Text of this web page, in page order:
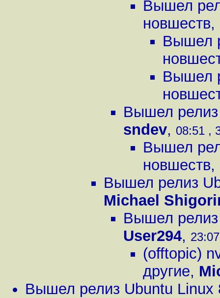
Вышел
новшеств,
Вышел
Вышел
Вышел
sndev, 08:51 ,
Вышел
новшеств,
Вышел релиз
Michael
Вышел
User294,
(offtopic)
другие,
Вышел релиз Ubuntu Linux